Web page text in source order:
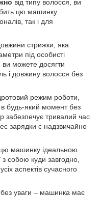
від типу волосся, ви
цю машинку
так і для
стрижки, яка
під особисті
ви можете досягти
і довжину волосся без
режим роботи,
будь-який момент без
забезпечує тривалий час
зарядки є надзвичайно
цю машинку ідеальною
з собою куди завгодно,
аспектів сучасного
уваги – машинка має